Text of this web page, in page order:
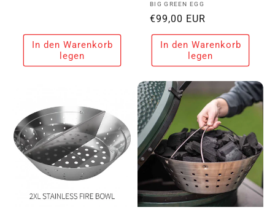
In den Warenkorb
legen
Anbieter:
BIG GREEN EGG
Normaler
Preis
€99,00 EUR
In den Warenkorb
legen